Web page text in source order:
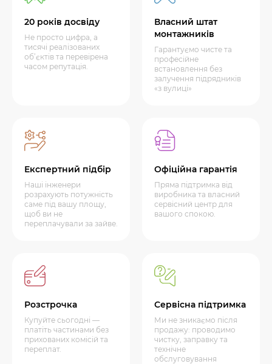
20 років досвіду
Не просто цифра, а
тисячі реалізованих
об’єктів та перевірена
часом репутація.
Власний штат
монтажників
Гарантуємо чисте та
професійне
встановлення без
залучення підрядників
«з вулиці»
Експертний підбір
Наші інженери
розрахують потужність
саме під вашу площу,
щоб ви не
переплачували за зайве.
Офіційна гарантія
Пряма підтримка від
виробника та власний
сервісний центр для
вашого спокою.
Розстрочка
Купуйте сьогодні —
платіть частинами без
прихованих комісій та
переплат.
Сервісна підтримка
Ми не зникаємо після
продажу: проводимо
чистку, заправку та
технічне
обслуговування